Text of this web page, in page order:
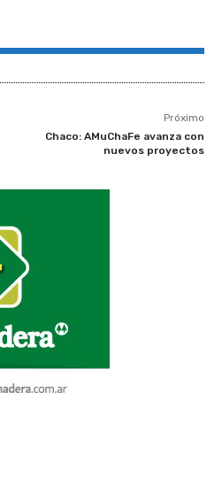
Próximo
Chaco: AMuChaFe avanza con
nuevos proyectos